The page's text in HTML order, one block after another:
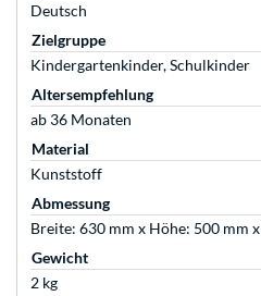
Deutsch
Zielgruppe
Kindergartenkinder, Schulkinder
Altersempfehlung
ab 36 Monaten
Material
Kunststoff
Abmessung
Breite: 630 mm x Höhe: 500 mm
Gewicht
2 kg